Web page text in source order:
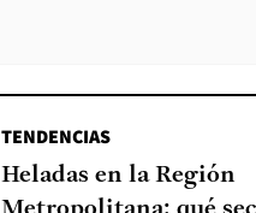
TENDENCIAS
Heladas en la Región